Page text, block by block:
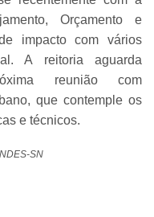
Orçamento e
impacto com vários
A reitoria aguarda
reunião com
que contemple os
e técnicos.
ANDES-SN